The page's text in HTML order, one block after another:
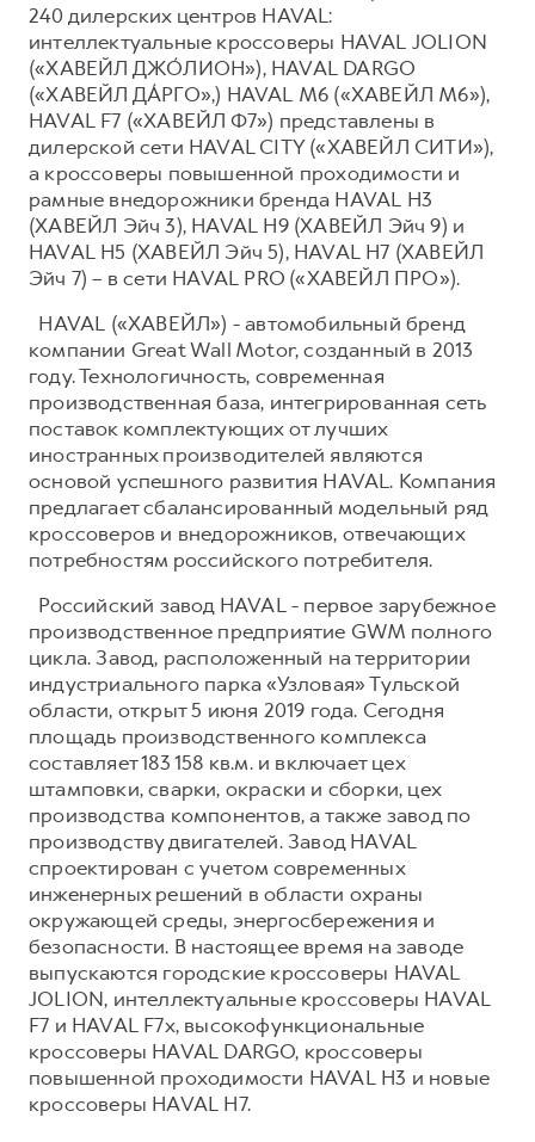
240 дилерских центров HAVAL:
интеллектуальные кроссоверы HAVAL JOLION
(«ХАВЕЙЛ ДЖО́ЛИОН»), HAVAL DARGO
(«ХАВЕЙЛ ДА́РГО»,) HAVAL М6 («ХАВЕЙЛ M6»),
HAVAL F7 («ХАВЕЙЛ Ф7») представлены в
дилерской сети HAVAL CITY («ХАВЕЙЛ СИТИ»),
а кроссоверы повышенной проходимости и
рамные внедорожники бренда HAVAL H3
(ХАВЕЙЛ Эйч 3), HAVAL H9 (ХАВЕЙЛ Эйч 9) и
HAVAL H5 (ХАВЕЙЛ Эйч 5), HAVAL H7 (ХАВЕЙЛ
Эйч 7) – в сети HAVAL PRO («ХАВЕЙЛ ПРО»).
HAVAL («ХАВЕЙЛ») - автомобильный бренд
компании Great Wall Motor, созданный в 2013
году. Технологичность, современная
производственная база, интегрированная сеть
поставок комплектующих от лучших
иностранных производителей являются
основой успешного развития HAVAL. Компания
предлагает сбалансированный модельный ряд
кроссоверов и внедорожников, отвечающих
потребностям российского потребителя.
Российский завод HAVAL - первое зарубежное
производственное предприятие GWM полного
цикла. Завод, расположенный на территории
индустриального парка «Узловая» Тульской
области, открыт 5 июня 2019 года. Сегодня
площадь производственного комплекса
составляет 183 158 кв.м. и включает цех
штамповки, сварки, окраски и сборки, цех
производства компонентов, а также завод по
производству двигателей. Завод HAVAL
спроектирован с учетом современных
инженерных решений в области охраны
окружающей среды, энергосбережения и
безопасности. В настоящее время на заводе
выпускаются городские кроссоверы HAVAL
JOLION, интеллектуальные кроссоверы HAVAL
F7 и HAVAL F7x, высокофункциональные
кроссоверы HAVAL DARGO, кроссоверы
повышенной проходимости HAVAL H3 и новые
кроссоверы HAVAL H7.